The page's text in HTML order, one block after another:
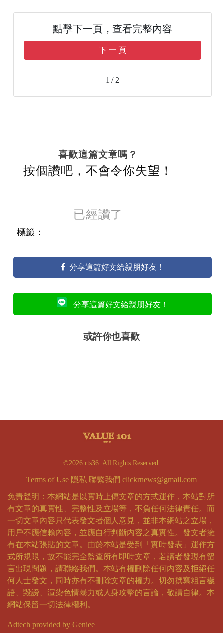
點擊下一頁，查看完整內容
下 一 頁
1 / 2
喜歡這篇文章嗎？
按個讚吧，不會令你失望！
已經讚了
標籤：
分享這篇好文給親朋好友！
分享這篇好文給親朋好友！
或許你也喜歡
©2026 rts36. All Rights Reserved.
Terms of Use 隱私 聯繫我們 clickrnews@gmail.com
免責聲明：本網站是以實時上傳文章的方式運作，本站對所
有文章的真實性、完整性及立場等，不負任何法律責任。而
一切文章內容只代表發文者個人意見，並非本網站之立場，
用戶不應信賴內容，並應自行判斷內容之真實性。發文者擁
有在本站張貼的文章。由於本站是受到「實時發表」運作方
式所規限，故不能完全監查所有即時文章，若讀者發現有留
言出現問題，請聯絡我們。本站有權刪除任何內容及拒絕任
何人士發文，同時亦有不刪除文章的權力。切勿撰寫粗言穢
語、毀謗、渲染色情暴力或人身攻擊的言論，敬請自律。本
網站保留一切法律權利。
Adtech provided by Geniee